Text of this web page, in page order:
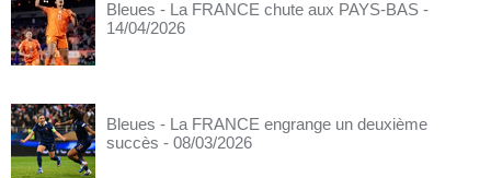
Bleues - La FRANCE chute aux PAYS-BAS -
14/04/2026
Bleues - La FRANCE engrange un deuxième
succès - 08/03/2026